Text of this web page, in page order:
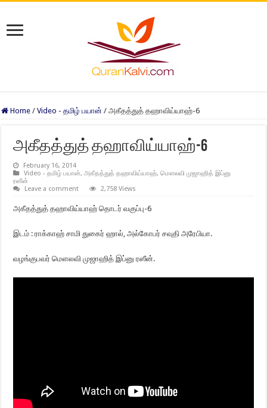
Home / Video - தமிழ் பயான் / அகீதத்துத் தஹாவிய்யாஹ்-6
அகீதத்துத் தஹாவிய்யாஹ்-6
February 16, 2014
Video - தமிழ் பயான்,அகீதத்துத் தஹாவிய்யாஹ்,மௌலவி முஜாஹித் இப்னு
ரஸீன்
Leave a comment
2,758 Views
அகீதத்துத் தஹாவிய்யாஹ் தொடர் வகுப்பு-6
இடம் : ராக்காஹ் சாமி துகைர் ஹால், அல்கோபர் சவுதி அரேபியா.
வழங்குபவர் மௌலவி முஜாஹித் இப்னு ரஸீன்.